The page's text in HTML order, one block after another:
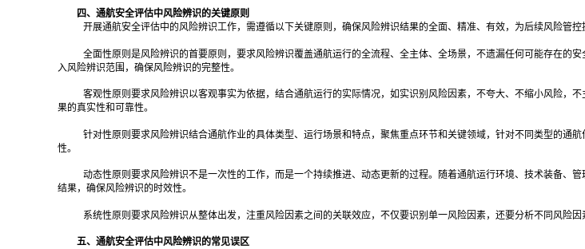
四、通航安全评估中风险辨识的关键原则
开展通航安全评估中的风险辨识工作，需遵循以下关键原则，确保风险辨识结果的全面、精准、有效，为后续风险管控
全面性原则是风险辨识的首要原则，要求风险辨识覆盖通航运行的全流程、全主体、全场景，不遗漏任何可能存在的
入风险辨识范围，确保风险辨识的完整性。
客观性原则要求风险辨识以客观事实为依据，结合通航运行的实际情况，如实识别风险因素，不夸大、不缩小风险，
果的真实性和可靠性。
针对性原则要求风险辨识结合通航作业的具体类型、运行场景和特点，聚焦重点环节和关键领域，针对不同类型的通
性。
动态性原则要求风险辨识不是一次性的工作，而是一个持续推进、动态更新的过程。随着通航运行环境、技术装备、
结果，确保风险辨识的时效性。
系统性原则要求风险辨识从整体出发，注重风险因素之间的关联效应，不仅要识别单一风险因素，还要分析不同风险
五、通航安全评估中风险辨识的常见误区